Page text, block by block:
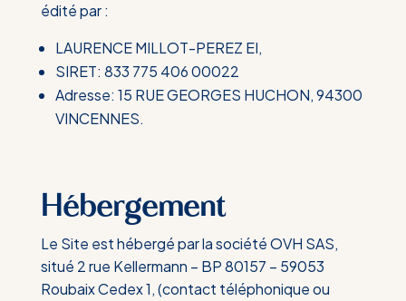
édité par :
LAURENCE MILLOT-PEREZ EI,
SIRET: 833 775 406 00022
Adresse: 15 RUE GEORGES HUCHON, 94300
VINCENNES.
Hébergement
Le Site est hébergé par la société OVH SAS,
situé 2 rue Kellermann – BP 80157 – 59053
Roubaix Cedex 1, (contact téléphonique ou